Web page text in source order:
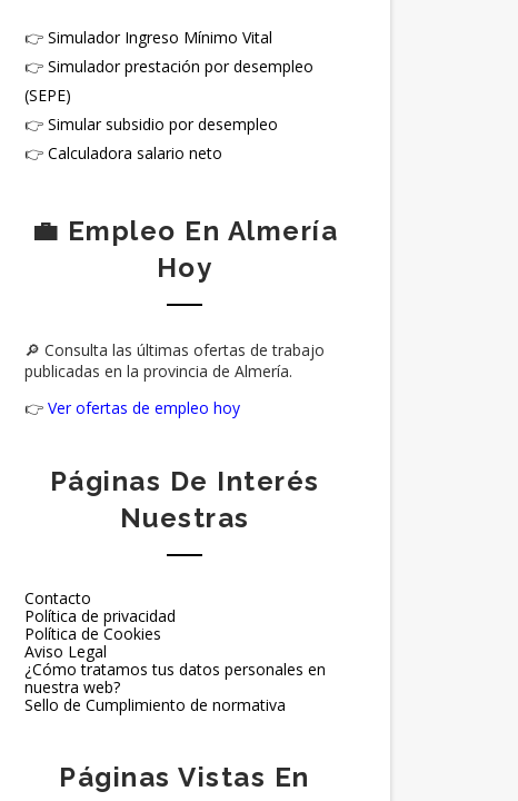
👉 Simulador Ingreso Mínimo Vital
👉 Simulador prestación por desempleo
(SEPE)
👉 Simular subsidio por desempleo
👉 Calculadora salario neto
💼 Empleo En Almería
Hoy
🔎 Consulta las últimas ofertas de trabajo
publicadas en la provincia de Almería.
👉 Ver ofertas de empleo hoy
Páginas De Interés
Nuestras
Contacto
Política de privacidad
Política de Cookies
Aviso Legal
¿Cómo tratamos tus datos personales en
nuestra web?
Sello de Cumplimiento de normativa
Páginas Vistas En